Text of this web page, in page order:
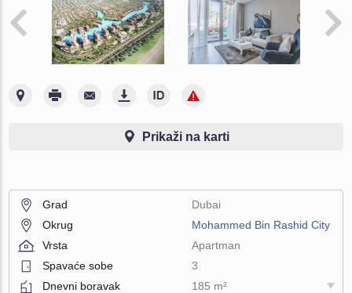
Prikaži na karti
Grad
Dubai
Okrug
Mohammed Bin Rashid City
Vrsta
Apartman
Spavaće sobe
3
Dnevni boravak
185 m²